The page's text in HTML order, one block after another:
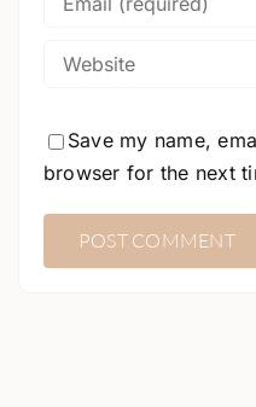
Save my name,
browser for the next